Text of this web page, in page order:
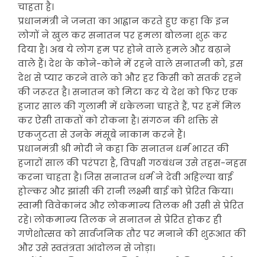
चाहता है।
प्रधानमंत्री ने जनता का आह्वान करते हुए कहा कि इन
लोगों ने खुल कर सनातन पर हमला बोलना शुरू कर
दिया है। अब ये लोग हम पर होने वाले हमले और बढ़ाने
वाले हैं। देश के कोने-कोने में रहने वाले सनातनी को, इस
देश से प्यार करने वाले को और हर किसी को सतर्क रहने
की जरूरत है। सनातन को मिटा कर ये देश को फिर एक
हजार साल की गुलामी में धकेलना चाहते हैं, पर हमें मिल
कर ऐसी ताकतों को रोकना है। संगठन की शक्ति से
एकजुटता से उनके मंसूबे नाकाम करने हैं।
प्रधानमंत्री श्री मोदी ने कहा कि सनातन धर्म भारत की
हजारों साल की परंपरा है, विपक्षी गठबंधन उसे तहस-नहस
करना चाहता है। जिस सनातन धर्म ने देवी अहिल्या बाई
होल्कर और झांसी की रानी लक्ष्मी बाई को प्रेरित किया।
स्वामी विवेकानंद और लोकमान्य तिलक भी उसी से प्रेरित
रहे। लोकमान्य तिलक ने सनातन से प्रेरित होकर ही
गणेशोत्सव को सार्वजनिक तौर पर मनाने की शुरूआत की
और उसे स्वतंत्रता आंदोलन से जोड़ा।